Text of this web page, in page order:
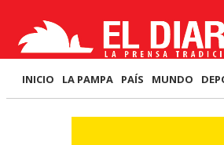
INICIO LA PAMPA PAÍS MUNDO